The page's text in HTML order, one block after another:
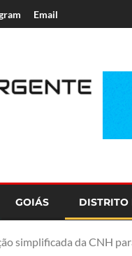
Email
GOIÁS DISTRITO
simplificada da CNH